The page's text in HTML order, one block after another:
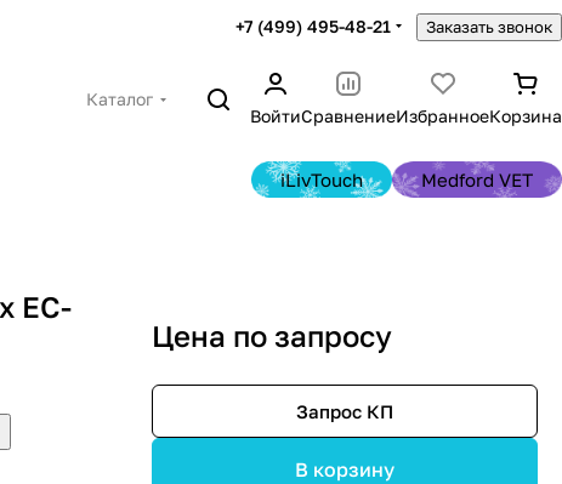
+7 (499) 495-48-21 Заказать звонок
Каталог
ВойтиСравнениеИзбранноеКорзина
iLivTouch Medford VET
EC-
Цена по запросу
Запрос КП
В корзину